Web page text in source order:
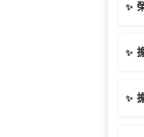
✨
✨
✨